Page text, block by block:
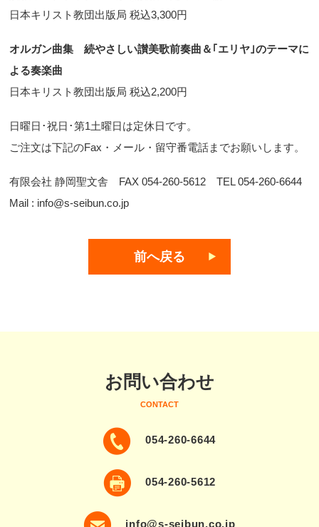
日本キリスト教団出版局 税込3,300円
オルガン曲集 続やさしい讃美歌前奏曲＆｢エリヤ｣のテーマに
よる奏楽曲
日本キリスト教団出版局 税込2,200円
日曜日･祝日･第1土曜日は定休日です。
ご注文は下記のFax・メール・留守番電話までお願いします。
有限会社 静岡聖文舎 FAX 054-260-5612 TEL 054-260-6644
Mail : info@s-seibun.co.jp
前へ戻る
お問い合わせ
CONTACT
054-260-6644
054-260-5612
info@s-seibun.co.jp